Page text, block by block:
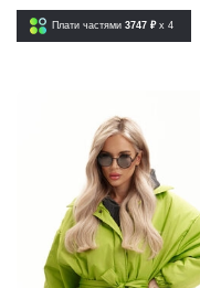
Плати частями 3747 ₽ x 4